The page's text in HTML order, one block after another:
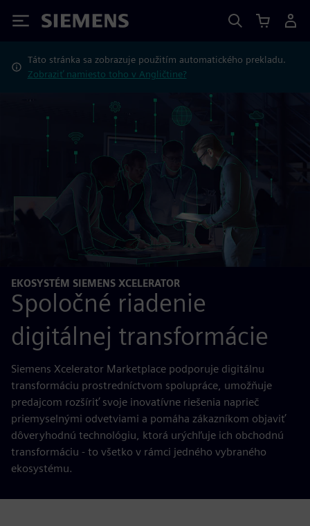
Siemens
Táto stránka sa zobrazuje použitím automatického prekladu.
Zobraziť namiesto toho v Angličtine?
EKOSYSTÉM SIEMENS XCELERATOR
Spoločné riadenie
digitálnej transformácie
Siemens Xcelerator Marketplace podporuje digitálnu
transformáciu prostredníctvom spolupráce, umožňuje
predajcom rozšíriť svoje inovatívne riešenia naprieč
priemyselnými odvetviami a pomáha zákazníkom objaviť
dôveryhodnú technológiu, ktorá urýchľuje ich obchodnú
transformáciu - to všetko v rámci jedného vybraného
ekosystému.